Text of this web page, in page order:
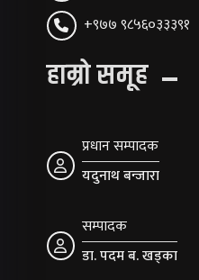
+९७७ ९८५६०३३३९१
हाम्रो समूह
प्रधान सम्पादक
यदुनाथ बन्जारा
सम्पादक
डा. पदम ब. खड्का